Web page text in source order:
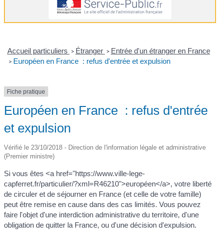
Accueil particuliers > Étranger > Entrée d'un étranger en France
> Européen en France : refus d'entrée et expulsion
Fiche pratique
Européen en France : refus d'entrée
et expulsion
Vérifié le 23/10/2018 - Direction de l'information légale et administrative
(Premier ministre)
Si vous êtes <a href="https://www.ville-lege-
capferret.fr/particulier/?xml=R46210">européen</a>, votre liberté
de circuler et de séjourner en France (et celle de votre famille)
peut être remise en cause dans des cas limités. Vous pouvez
faire l'objet d'une interdiction administrative du territoire, d'une
obligation de quitter la France, ou d'une décision d'expulsion.